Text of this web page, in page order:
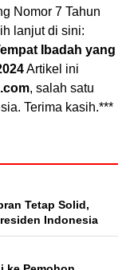
Nomor 7 Tahun
lanjut di sini:
Ibadah yang
Artikel ini
, salah satu
Terima kasih.***
Tetap Solid,
Indonesia